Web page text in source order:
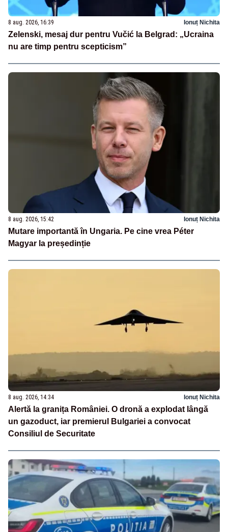
8 aug. 2026, 16:39 Ionuț Nichita
Zelenski, mesaj dur pentru Vučić la Belgrad: „Ucraina
nu are timp pentru scepticism”
8 aug. 2026, 15:42 Ionuț Nichita
Mutare importantă în Ungaria. Pe cine vrea Péter
Magyar la președinție
8 aug. 2026, 14:34 Ionuț Nichita
Alertă la granița României. O dronă a explodat lângă
un gazoduct, iar premierul Bulgariei a convocat
Consiliul de Securitate